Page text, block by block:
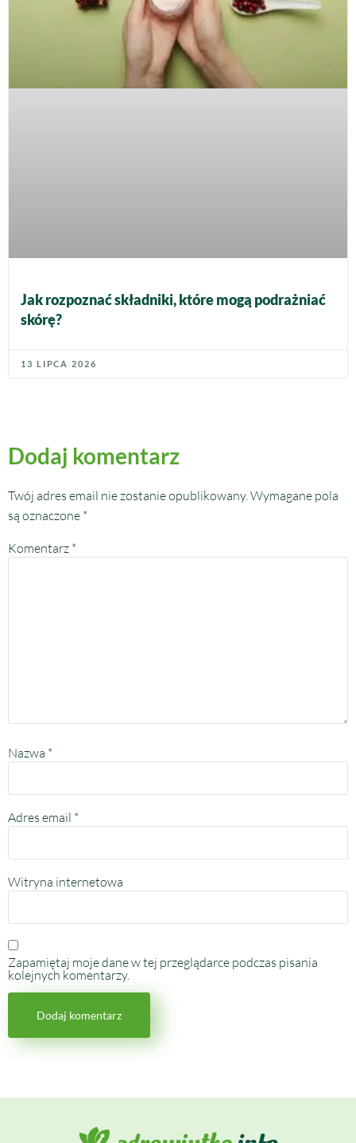
Jak rozpoznać składniki, które mogą podrażniać
skórę?
13 LIPCA 2026
Dodaj komentarz
Twój adres email nie zostanie opublikowany. Wymagane pola
są oznaczone *
Komentarz *
Nazwa *
Adres email *
Witryna internetowa
Zapamiętaj moje dane w tej przeglądarce podczas pisania
kolejnych komentarzy.